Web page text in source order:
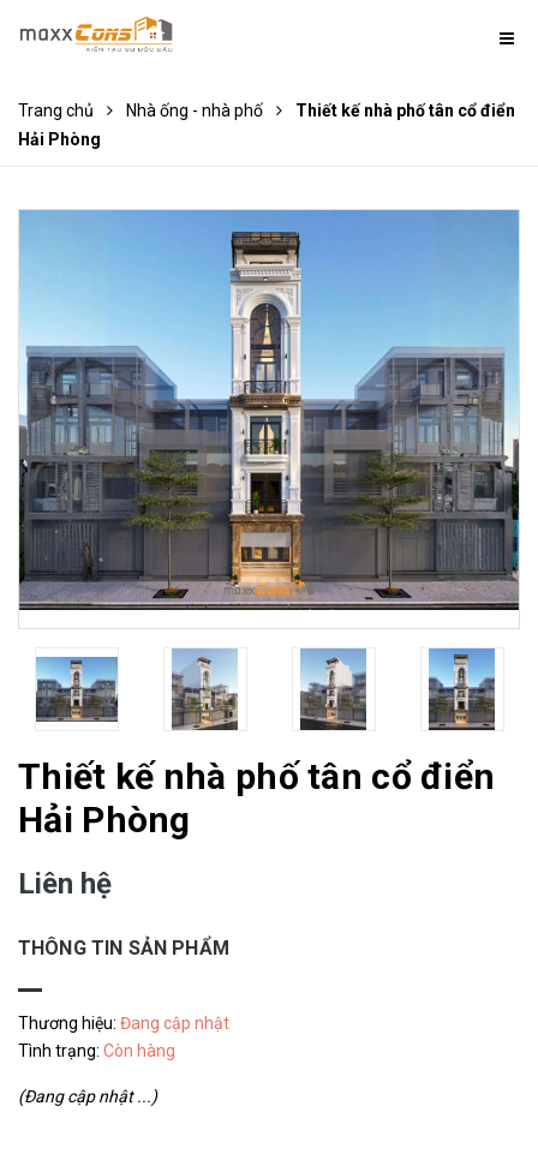
Trang chủ Nhà ống - nhà phố
Thiết kế nhà phố tân cổ điển
Hải Phòng
Thiết kế nhà phố tân cổ điển
Hải Phòng
Liên hệ
THÔNG TIN SẢN PHẨM
Thương hiệu: Đang cập nhật
Tình trạng: Còn hàng
(Đang cập nhật ...)